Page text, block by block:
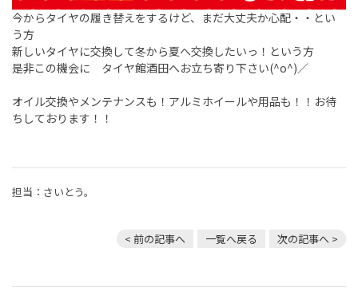
今からタイヤの履き替えをするけど、まだ大丈夫か心配・・とい
う方
新しいタイヤに交換して冬から夏へ交換したいっ！という方
是非この機会に タイヤ館酒田へお立ち寄り下さい(^o^)／
オイル交換やメンテナンスも！アルミホイールや用品も！！お待
ちしております！！
担当：さいとう。
< 前の記事へ 一覧へ戻る 次の記事へ >